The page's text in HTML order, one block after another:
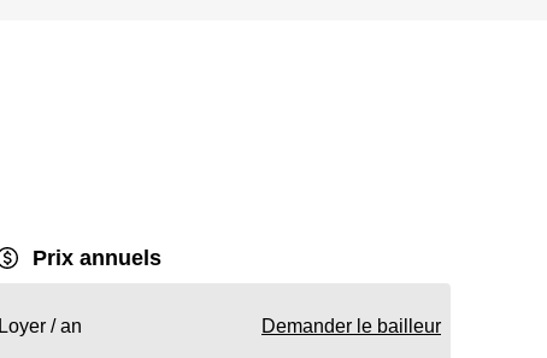
Prix annuels
Loyer / an Demander le bailleur